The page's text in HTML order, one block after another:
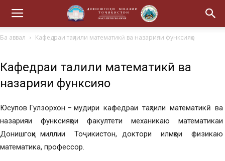
Ба аввал Кафедраи таҳлили математикӣ ва назарияи функсияҳо
Кафедраи таҳлили математикӣ ва
назарияи функсияҳо
Юсупов Гулзорхон – мудири кафедраи таҳлили математикӣ ва
назарияи функсияҳои факултети механикаю математикаи
Донишгоҳи миллии Тоҷикистон, доктори илмҳои физикаю
математика, профессор.